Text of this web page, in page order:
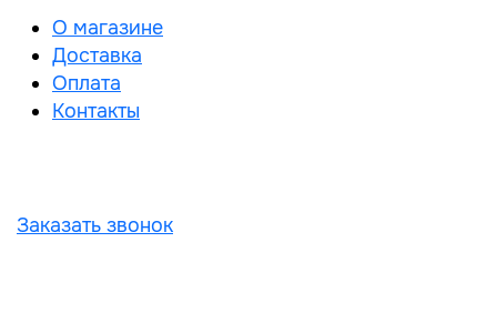
О магазине
Доставка
Оплата
Контакты
Заказать звонок